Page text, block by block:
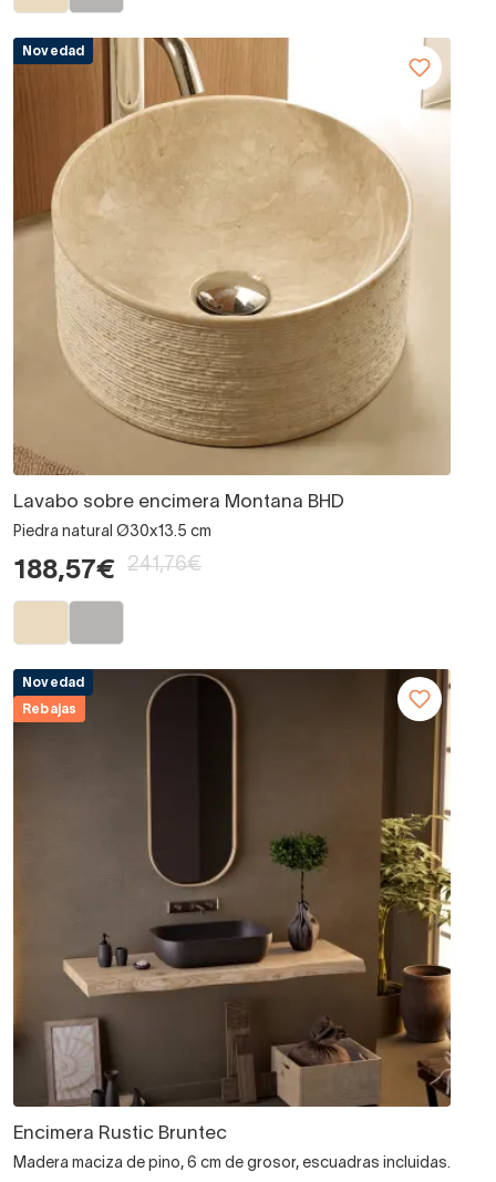
Novedad
Lavabo sobre encimera Montana BHD
Piedra natural Ø30x13.5 cm
188,57€ 241,76€
Novedad
Rebajas
Encimera Rustic Bruntec
Madera maciza de pino, 6 cm de grosor, escuadras incluidas.